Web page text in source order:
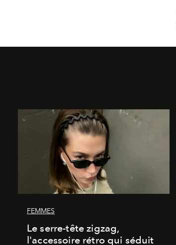
FEMMES
Le serre-tête zigzag,
l'accessoire rétro qui séduit